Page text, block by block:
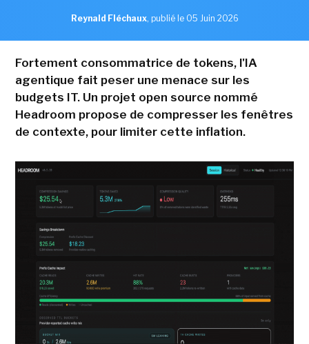
Reynald Fléchaux, publié le 05 Juin 2026
Fortement consommatrice de tokens, l'IA
agentique fait peser une menace sur les
budgets IT. Un projet open source nommé
Headroom propose de compresser les fenêtres
de contexte, pour limiter cette inflation.